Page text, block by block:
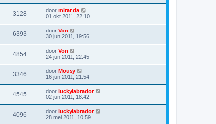
3128 door miranda
01 okt 2011, 22:10
6393 door Von
30 jun 2011, 19:56
4854 door Von
24 jun 2011, 22:45
3346 door Mousy
16 jun 2011, 21:54
4545 door luckylabrador
02 jun 2011, 18:42
4096 door luckylabrador
28 mei 2011, 10:59